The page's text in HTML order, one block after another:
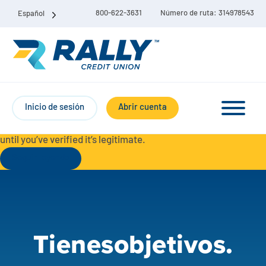
Español 800-622-3631 Número de ruta: 314978543
Inicio de sesión Abrir cuenta
Cuenta corriente Liberty
Ahorro
contact Rally Credit Union using our official phone numbers. If
you receive a letter, email, text message, or other
until you’ve verified it’s legitimate.
Tienesobjetivos.